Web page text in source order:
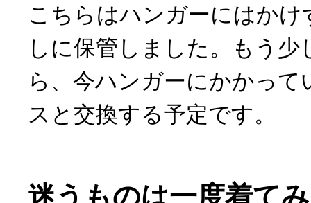
こちらはハンガーにはかけ
しに保管しました。もう少
ら、今ハンガーにかかっ
スと交換する予定です。
迷うものは一度着て